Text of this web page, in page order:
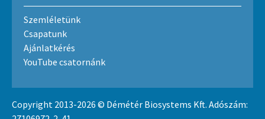
Szemléletünk
Csapatunk
Ajánlatkérés
YouTube csatornánk
Copyright 2013-2026 © Démétér Biosystems Kft. Adószám: